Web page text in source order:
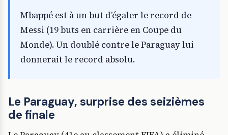
Mbappé est à un but d’égaler le record de
Messi (19 buts en carrière en Coupe du
Monde). Un doublé contre le Paraguay lui
donnerait le record absolu.
Le Paraguay, surprise des seizièmes
de finale